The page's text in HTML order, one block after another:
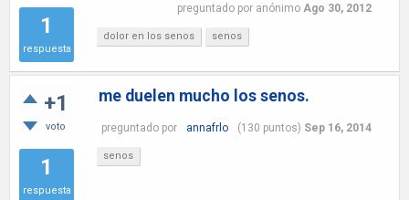
1
respuesta
preguntado por anónimo Ago 30, 2012
dolor en los senos senos
+1
voto
1
respuesta
me duelen mucho los senos.
preguntado por annafrlo (130 puntos) Sep 16, 2014
senos